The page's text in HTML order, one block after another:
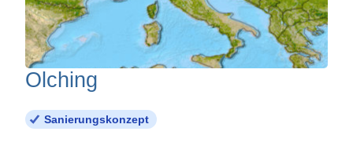
Olching
Sanierungskonzept